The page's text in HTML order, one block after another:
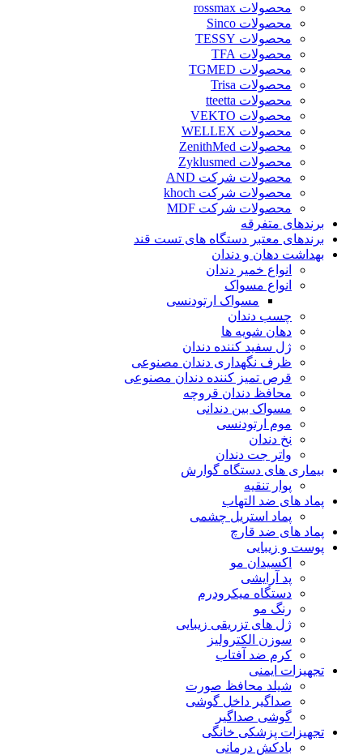
محصولات rossmax
محصولات Sinco
محصولات TESSY
محصولات TFA
محصولات TGMED
محصولات Trisa
محصولات tteetta
محصولات VEKTO
محصولات WELLEX
محصولات ZenithMed
محصولات Zyklusmed
محصولات شرکت AND
محصولات شرکت khoch
محصولات شرکت MDF
برندهای متفرقه
برندهای معتبر دستگاه های تست قند
بهداشت دهان و دندان
انواع خمیر دندان
انواع مسواک
مسواک ارتودنسی
چسب دندان
دهان شویه ها
ژل سفید کننده دندان
ظرف نگهداری دندان مصنوعی
قرص تمیز کننده دندان مصنوعی
محافظ دندان قروچه
مسواک بین دندانی
موم ارتودنسی
نخ دندان
واتر جت دندان
بیماری های دستگاه گوارش
پوار تنقیه
پماد های ضد التهاب
پماد استریل چشمی
پماد های ضد قارچ
پوست و زیبایی
اکسیدان مو
پد آرایشی
دستگاه میکرودرم
رنگ مو
ژل های تزریقی زیبایی
سوزن الکترولیز
کرم ضد آفتاب
تجهیزات ایمنی
شیلد محافظ صورت
صداگیر داخل گوشی
گوشی صداگیر
تجهیزات پزشکی خانگی
بادکش درمانی